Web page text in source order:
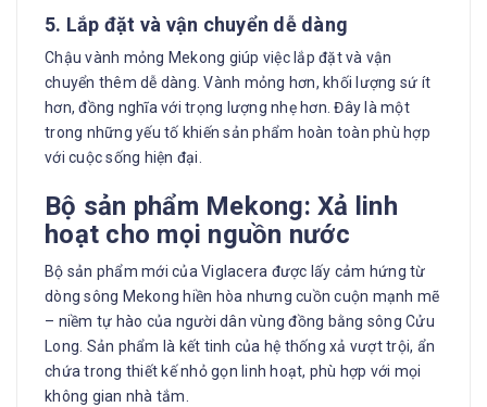
5. Lắp đặt và vận chuyển dễ dàng
Chậu vành mỏng Mekong giúp việc lắp đặt và vận
chuyển thêm dễ dàng. Vành mỏng hơn, khối lượng sứ ít
hơn, đồng nghĩa với trọng lượng nhẹ hơn. Đây là một
trong những yếu tố khiến sản phẩm hoàn toàn phù hợp
với cuộc sống hiện đại.
Bộ sản phẩm Mekong: Xả linh
hoạt cho mọi nguồn nước
Bộ sản phẩm mới của Viglacera được lấy cảm hứng từ
dòng sông Mekong hiền hòa nhưng cuồn cuộn mạnh mẽ
– niềm tự hào của người dân vùng đồng bằng sông Cửu
Long. Sản phẩm là kết tinh của hệ thống xả vượt trội, ẩn
chứa trong thiết kế nhỏ gọn linh hoạt, phù hợp với mọi
không gian nhà tắm.